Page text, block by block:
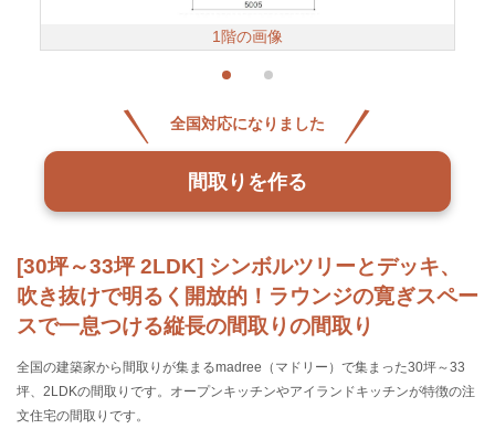
[30坪～33坪 2LDK] シンボルツリーとデッキ、
吹き抜けで明るく開放的！ラウンジの寛ぎスペー
スで一息つける縦長の間取りの間取り
全国の建築家から間取りが集まるmadree（マドリー）で集まった30坪～33
坪、2LDKの間取りです。オープンキッチンやアイランドキッチンが特徴の注
文住宅の間取りです。
1階の画像
全国対応になりました
間取りを作る